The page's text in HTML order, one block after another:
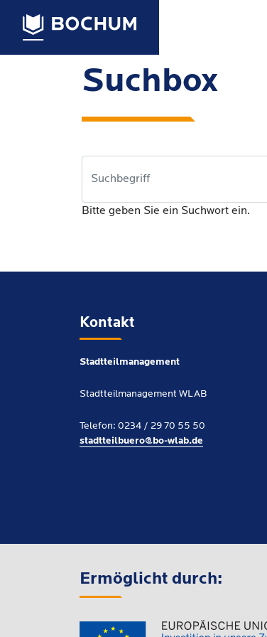
Suchbox
Bitte geben Sie ein Suchwort ein.
Kontakt
Stadtteilmanagement
Stadtteilmanagement WLAB
Telefon: 0234 / 29 70 55 50
stadtteilbuero@bo-wlab.de
Ermöglicht durch: